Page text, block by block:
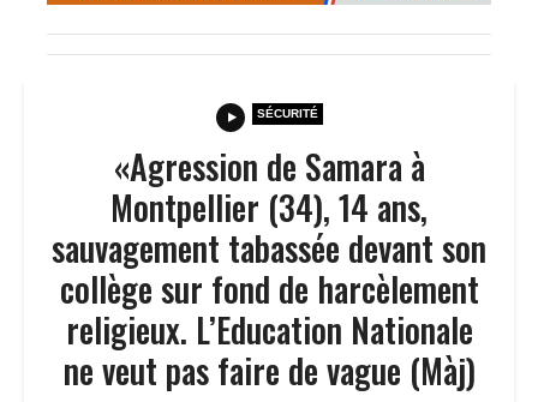
SÉCURITÉ
«Agression de Samara à
Montpellier (34), 14 ans,
sauvagement tabassée devant son
collège sur fond de harcèlement
religieux. L’Education Nationale
ne veut pas faire de vague (Màj)